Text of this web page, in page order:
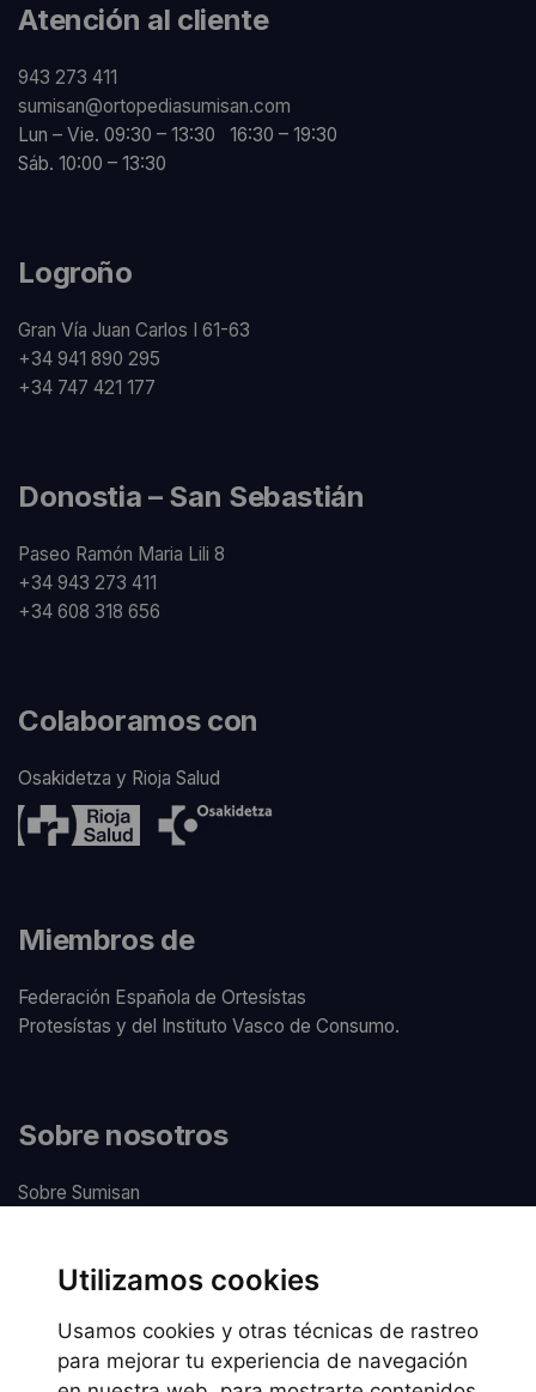
Utilizamos cookies
Usamos cookies y otras técnicas de rastreo
para mejorar tu experiencia de navegación
Atención al cliente
943 273 411
sumisan@ortopediasumisan.com
Lun – Vie. 09:30 – 13:30 16:30 – 19:30
Sáb. 10:00 – 13:30
Logroño
Gran Vía Juan Carlos I 61-63
+34 941 890 295
+34 747 421 177
Donostia – San Sebastián
Paseo Ramón Maria Lili 8
+34 943 273 411
+34 608 318 656
Colaboramos con
Osakidetza y Rioja Salud
Miembros de
Federación Española de Ortesístas
Protesístas y del Instituto Vasco de Consumo.
Sobre nosotros
Sobre Sumisan
Información legal